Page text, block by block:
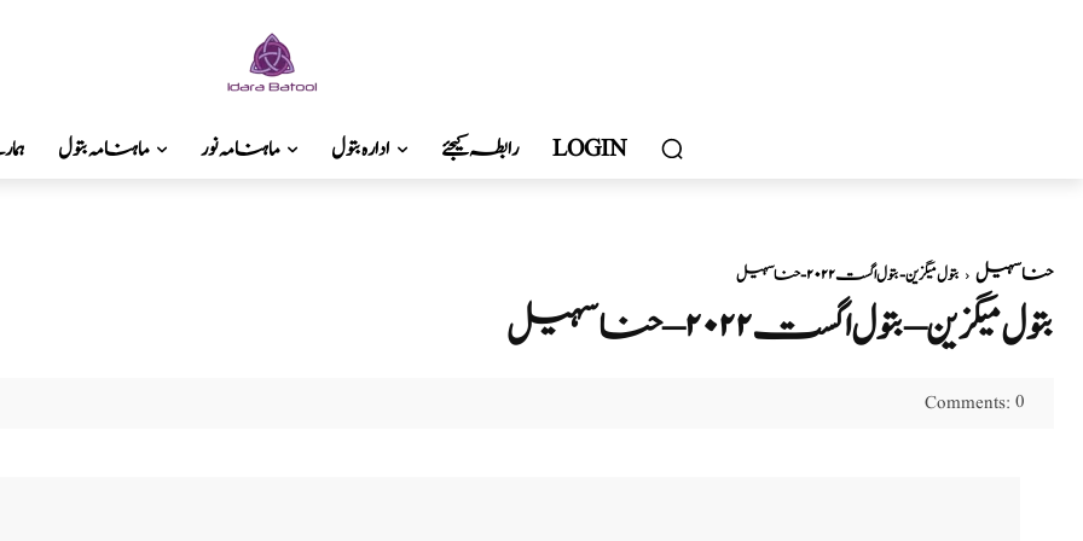
ماہنامہ بتول ماہنامہ نور ادارہ بتول رابطہ کیجئے LOGIN
حنا سہیل بتول میگزین - بتول اگست ۲۰۲۲ - حنا سہیل
بتول میگزین – بتول اگست ۲۰۲۲ – حنا سہیل
Comments: 0